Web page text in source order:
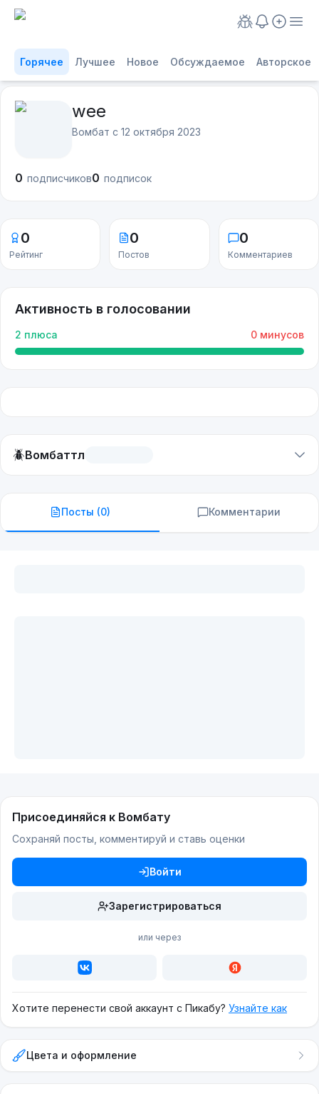
Горячее Лучшее Новое Обсуждаемое Авторское
wee
Вомбат с 12 октября 2023
0 подписчиков0 подписок
0
Рейтинг
0
Постов
0
Комментариев
Активность в голосовании
2 плюса 0 минусов
🪲Вомбаттл
Посты (0) Комментарии
Присоединяйся к Вомбату
Сохраняй посты, комментируй и ставь оценки
Войти
Зарегистрироваться
или через
Хотите перенести свой аккаунт с Пикабу? Узнайте как
Цвета и оформление